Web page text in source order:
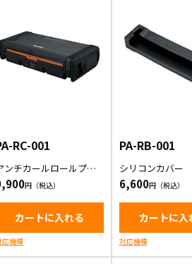
RC-001
ンチカールロールプリ
ターケース
カートに入れる
応機種
PA-RB-001
シリコンカバー
6,600
カートに入
対応機種